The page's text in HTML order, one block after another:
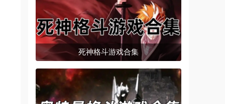
死神格斗游戏合集